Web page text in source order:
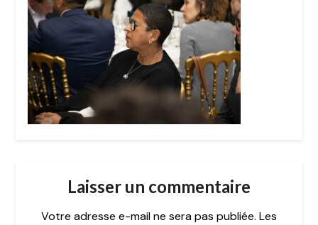
Laisser un commentaire
Votre adresse e-mail ne sera pas publiée. Les